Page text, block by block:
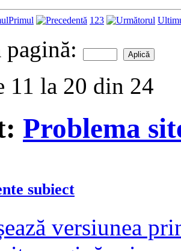
Primul 1 23
pagină:
11 la 20 din 24
Problema
subiect
versiunea